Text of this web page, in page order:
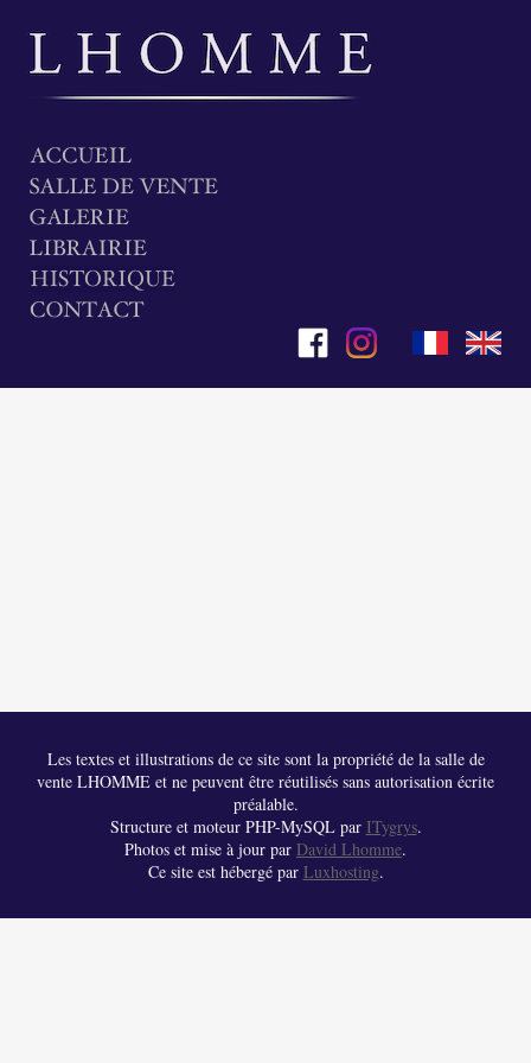
Les textes et illustrations de ce site sont la propriété de la salle de
vente LHOMME et ne peuvent être réutilisés sans autorisation écrite
préalable.
Structure et moteur PHP-MySQL par ITygrys.
Photos et mise à jour par David Lhomme.
Ce site est hébergé par Luxhosting.